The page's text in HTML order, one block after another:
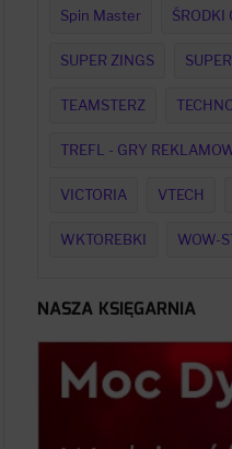
Spin Master ŚRODKI
SUPER ZINGS
TEAMSTERZ
TREFL - GRY
VICTORIA VTECH
WKTOREBKI WOW-
NASZA KSIĘGARNIA